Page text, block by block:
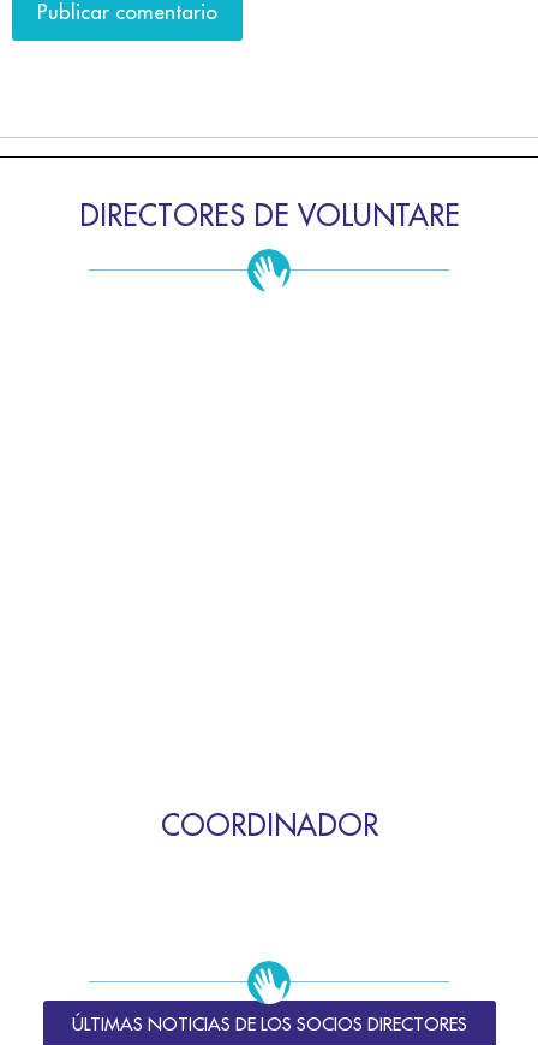
DIRECTORES DE VOLUNTARE
COORDINADOR
ÚLTIMAS NOTICIAS DE LOS SOCIOS DIRECTORES